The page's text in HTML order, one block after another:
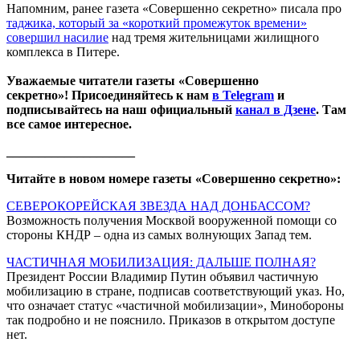
Напомним, ранее газета «Совершенно секретно» писала про
таджика, который за «короткий промежуток времени»
совершил насилие над тремя жительницами жилищного
комплекса в Питере.
Уважаемые читатели газеты «Совершенно
секретно»! Присоединяйтесь к нам в Telegram и
подписывайтесь на наш официальный канал в Дзене. Там
все самое интересное.
Читайте в новом номере газеты «Совершенно секретно»:
СЕВЕРОКОРЕЙСКАЯ ЗВЕЗДА НАД ДОНБАССОМ?
Возможность получения Москвой вооруженной помощи со
стороны КНДР – одна из самых волнующих Запад тем.
ЧАСТИЧНАЯ МОБИЛИЗАЦИЯ: ДАЛЬШЕ ПОЛНАЯ?
Президент России Владимир Путин объявил частичную
мобилизацию в стране, подписав соответствующий указ. Но,
что означает статус «частичной мобилизации», Минобороны
так подробно и не пояснило. Приказов в открытом доступе
нет.